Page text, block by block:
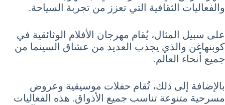
والفعاليات الثقافية التي تعزز من تجربة السياحة.
على سبيل المثال، يُقام مهرجان الأفلام الوثائقية في
كوبنهاغن والذي يجذب العديد من عشاق السينما من
جميع أنحاء العالم.
بالإضافة إلى ذلك، تُقام حفلات موسيقية وعروض
مسرحية متنوعة تناسب جميع الأذواق. هذه الفعاليات